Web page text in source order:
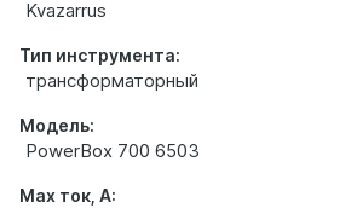
Kvazarrus
Тип инструмента:
трансформаторный
Модель:
PowerBox 700 6503
Max ток, А: